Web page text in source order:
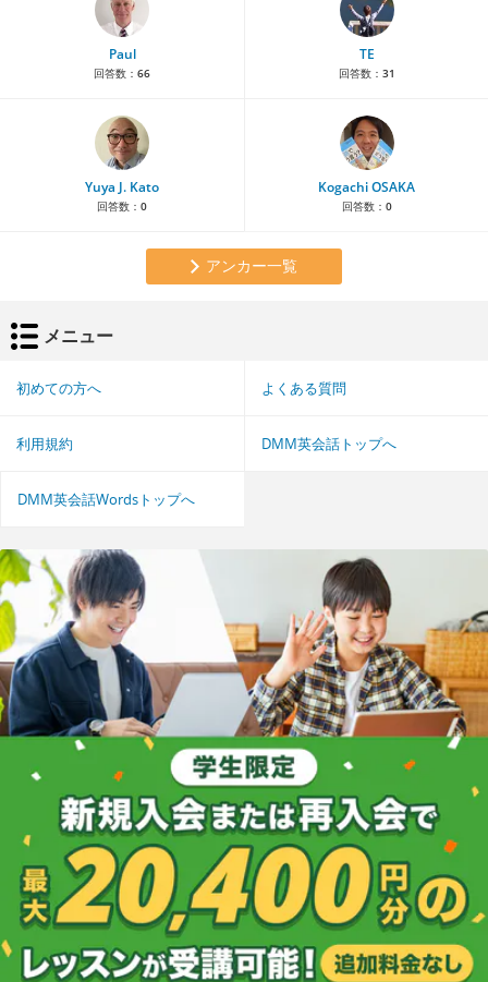
Paul
回答数： 66
TE
回答数： 31
Yuya J. Kato
回答数： 0
Kogachi OSAKA
回答数： 0
アンカー一覧
メニュー
初めての方へ よくある質問
利用規約 DMM英会話トップへ
DMM英会話Wordsトップへ